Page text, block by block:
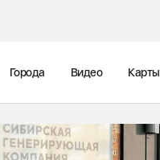
Города Видео Карты